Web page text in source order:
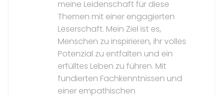
meine Leidenschaft für diese
Themen mit einer engagierten
Leserschaft. Mein Ziel ist es,
Menschen zu inspirieren, ihr volles
Potenzial zu entfalten und ein
erfülltes Leben zu führen. Mit
fundierten Fachkenntnissen und
einer empathischen